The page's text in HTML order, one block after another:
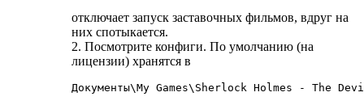
отключает запуск заставочных фильмов, вдруг на
них спотыкается.
2. Посмотрите конфиги. По умолчанию (на
лицензии) хранятся в
Документы\My Games\Sherlock Holmes - The